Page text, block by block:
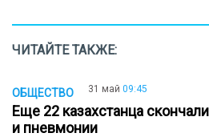
ЧИТАЙТЕ ТАКЖЕ:
ОБЩЕСТВО 31 май 09:45
Еще 22 казахстанца
и пневмонии